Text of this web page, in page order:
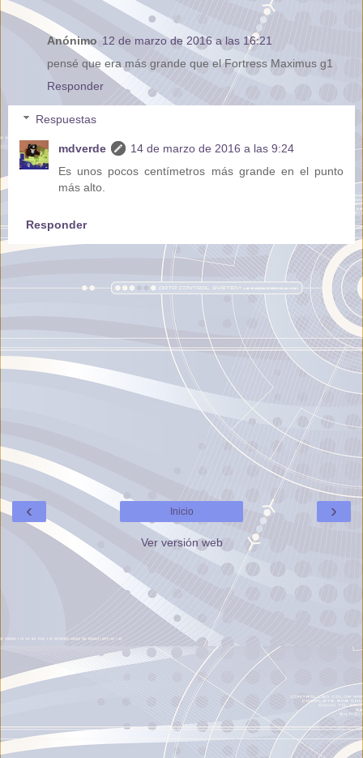
Anónimo 12 de marzo de 2016 a las 16:21
pensé que era más grande que el Fortress Maximus g1
Responder
Respuestas
mdverde
14 de marzo de 2016 a las 9:24
Es unos pocos centímetros más grande en el punto
más alto.
Responder
‹ ›
Inicio
Ver versión web